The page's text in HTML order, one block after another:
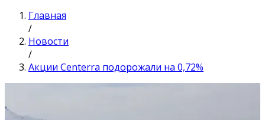
Главная
/
Новости
/
Акции Centerra подорожали на 0,72%